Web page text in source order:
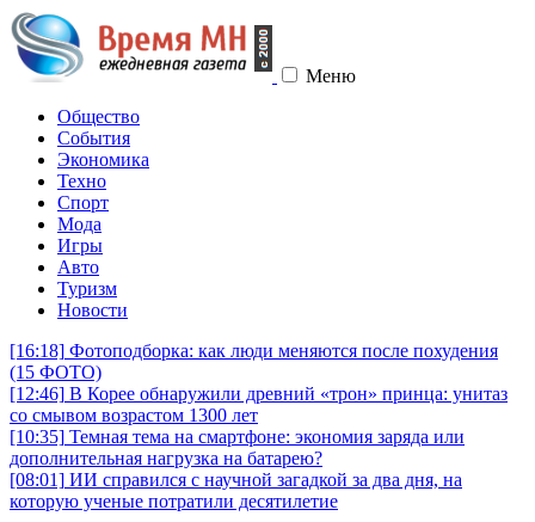
Меню
Общество
События
Экономика
Техно
Спорт
Мода
Игры
Авто
Туризм
Новости
[16:18] Фотоподборка: как люди меняются после похудения
(15 ФОТО)
[12:46] В Корее обнаружили древний «трон» принца: унитаз
со смывом возрастом 1300 лет
[10:35] Темная тема на смартфоне: экономия заряда или
дополнительная нагрузка на батарею?
[08:01] ИИ справился с научной загадкой за два дня, на
которую ученые потратили десятилетие